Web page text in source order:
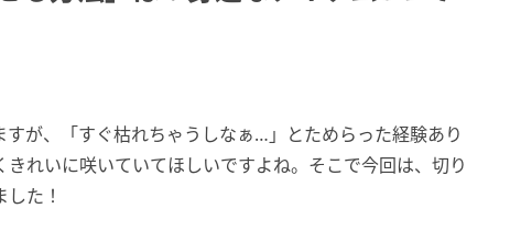
が、「すぐ枯れちゃうしなぁ…」とためらった経験あり
れいに咲いていてほしいですよね。そこで今回は、切り
た！